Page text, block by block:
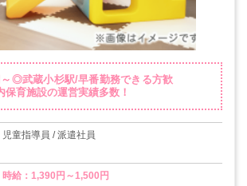
◎武蔵小杉駅/早番勤務できる方歓
育施設の運営実績多数！
児童指導員 / 派遣社員
時給：1,390円～1,500円